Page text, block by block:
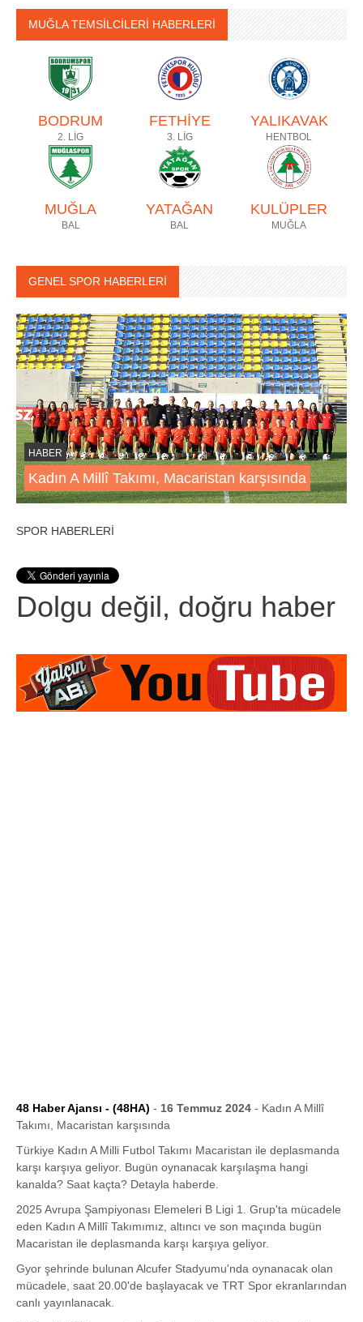
MUĞLA TEMSİLCİLERİ HABERLERİ
BODRUM
2. LİG
FETHİYE
3. LİG
YALIKAVAK
HENTBOL
MUĞLA
BAL
YATAĞAN
BAL
KULÜPLER
MUĞLA
GENEL SPOR HABERLERİ
HABER
Kadın A Millî Takımı, Macaristan karşısında
SPOR HABERLERİ
Dolgu değil, doğru haber
48 Haber Ajansı - (48HA) - 16 Temmuz 2024 - Kadın A Millî
Takımı, Macaristan karşısında
Türkiye Kadın A Milli Futbol Takımı Macaristan ile deplasmanda
karşı karşıya geliyor. Bugün oynanacak karşılaşma hangi
kanalda? Saat kaçta? Detayla haberde.
2025 Avrupa Şampiyonası Elemeleri B Ligi 1. Grup'ta mücadele
eden Kadın A Millî Takımımız, altıncı ve son maçında bugün
Macaristan ile deplasmanda karşı karşıya geliyor.
Gyor şehrinde bulunan Alcufer Stadyumu'nda oynanacak olan
mücadele, saat 20.00'de başlayacak ve TRT Spor ekranlarından
canlı yayınlanacak.